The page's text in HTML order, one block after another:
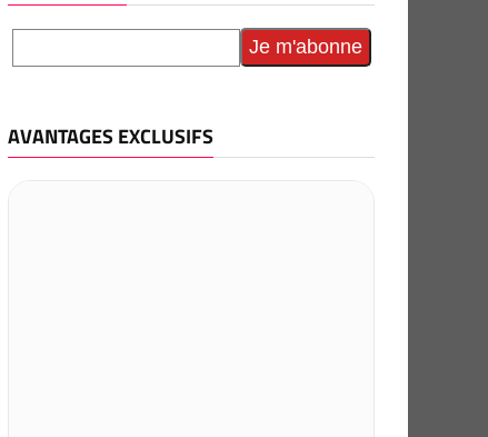
AVANTAGES EXCLUSIFS